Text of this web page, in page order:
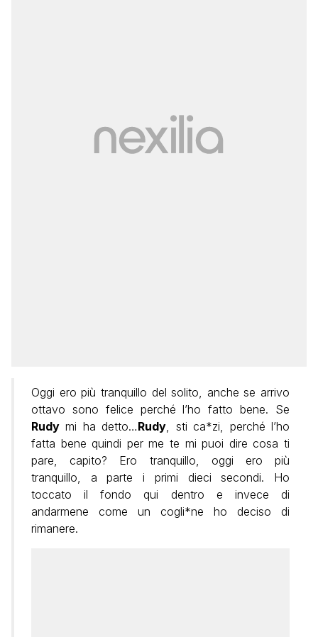
Oggi ero più tranquillo del solito, anche se arrivo
ottavo sono felice perché l’ho fatto bene. Se
Rudy mi ha detto…Rudy , sti ca*zi, perché l’ho
fatta bene quindi per me te mi puoi dire cosa ti
pare, capito? Ero tranquillo, oggi ero più
tranquillo, a parte i primi dieci secondi. Ho
toccato il fondo qui dentro e invece di
andarmene come un cogli*ne ho deciso di
rimanere.